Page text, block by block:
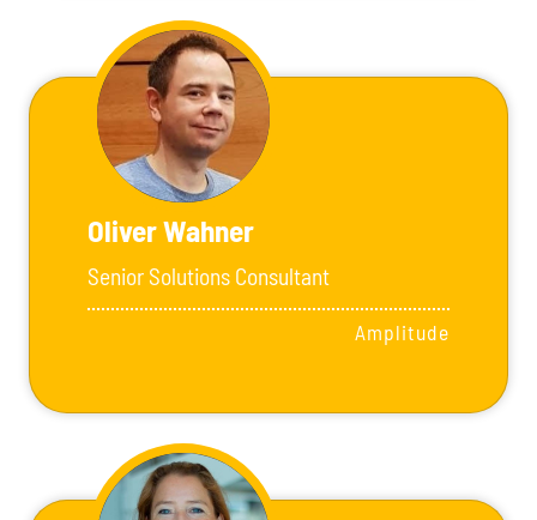
Oliver Wahner
Senior Solutions Consultant
Amplitude